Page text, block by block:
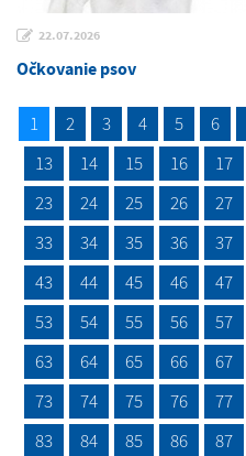
22.07.2026
Očkovanie psov
1 2 3 4 5 6
13
14 15 16 17
23
24 25 26 27
33
34 35 36 37
43
44 45 46 47
53
54 55 56 57
63
64 65 66 67
73
74 75 76 77
83
84 85 86 87